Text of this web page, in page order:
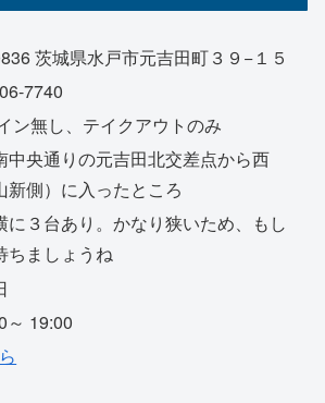
茨城県水戸市元吉田町３９−１５
7740
ン無し、テイクアウトのみ
中央通りの元吉田北交差点から西
新側）に入ったところ
に３台あり。かなり狭いため、もし
ちましょうね
～ 19:00